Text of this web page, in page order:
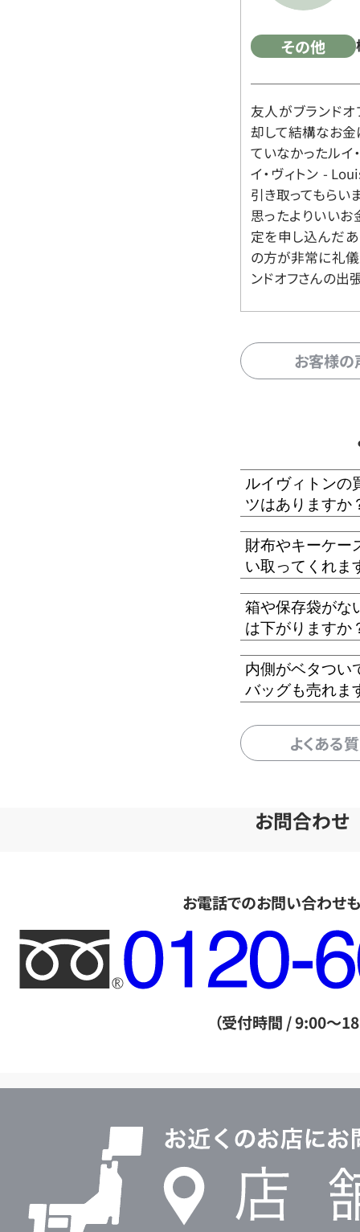
その他
友人がブランド
却して結構なお金
ていなかったルイ
イ・ヴィトン -
引き取ってもらい
思ったよりいいお
定を申し込んだ
の方が非常に礼儀
ンドオフさんの出
お客様
ルイヴィトンの
ツはありますか
財布やキーケー
い取ってくれま
箱や保存袋がな
は下がりますか
内側がベタつい
バッグも売れま
よくある
お問合わせ
お電話でのお問い合わせ
フ
リ
ー
ル
（受付時間 / 9:00～